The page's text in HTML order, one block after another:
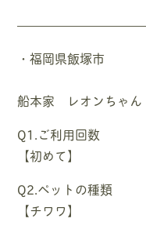
・福岡県飯塚市
船本家 レオンちゃん
Q1.ご利用回数
【初めて】
Q2.ペットの種類
【チワワ】